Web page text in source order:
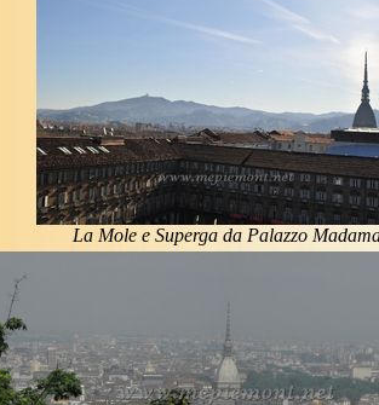
La Mole e Superga da Palazzo